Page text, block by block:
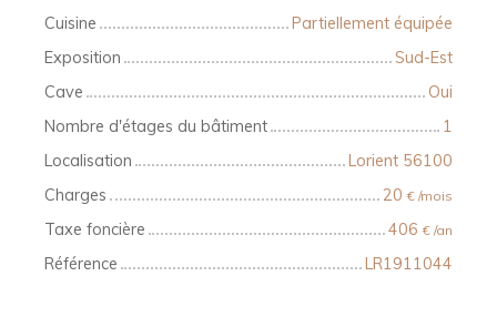
Cuisine
Partiellement équipée
Exposition
Sud-Est
Cave
Oui
Nombre d'étages du bâtiment
1
Localisation
Lorient 56100
Charges
20 € /mois
Taxe foncière 406 € /an
Référence LR1911044